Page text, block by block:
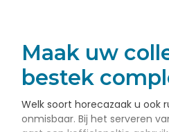
Maak uw
bestek
Welk soort horecazaak u ook
onmisbaar. Bij het serveren